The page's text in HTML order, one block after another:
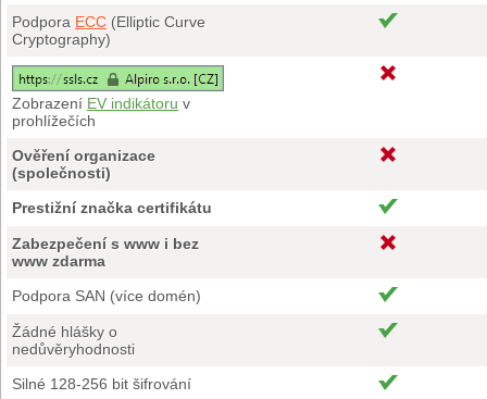
Podpora ECC (Elliptic Curve
Cryptography)
Zobrazení EV indikátoru v
prohlížečích
Ověření organizace
(společnosti)
Prestižní značka certifikátu
Zabezpečení s www i bez
www zdarma
Podpora SAN (více domén)
Žádné hlášky o
nedůvěryhodnosti
Silné 128-256 bit šifrování